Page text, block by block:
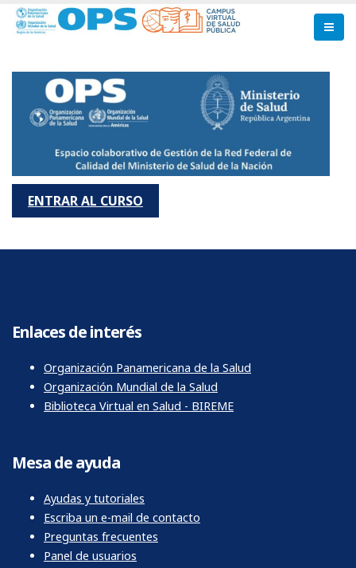
Pasar
ENTRAR AL CURSO
Enlaces de interés
Organización Panamericana de la Salud
Organización Mundial de la Salud
Biblioteca Virtual en Salud - BIREME
Mesa de ayuda
Ayudas y tutoriales
Escriba un e-mail de contacto
Preguntas frecuentes
Panel de usuarios